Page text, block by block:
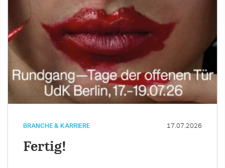
BRANCHE & KARRIERE 17.07.2026
Fertig!